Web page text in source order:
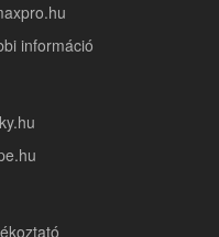
információ